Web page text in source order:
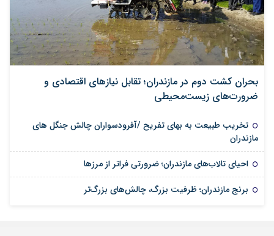
بحران کشت دوم در مازندران؛ تقابل نیازهای اقتصادی و
ضرورت‌های زیست‌محیطی
تخریب طبیعت به بهای تفریح /آفرودسواران چالش جنگل های
مازندران
احیای تالاب‌های مازندران؛ ضرورتی فراتر از مرزها
برنج مازندران؛ ظرفیت بزرگ، چالش‌های بزرگ‌تر